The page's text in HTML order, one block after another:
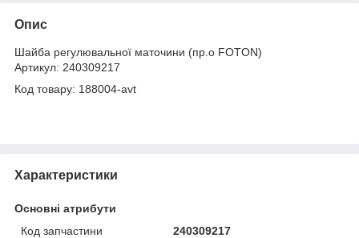
Опис
Шайба регулювальної маточини (пр.о FOTON)
Артикул: 240309217
Код товару: 188004-avt
Характеристики
Основні атрибути
Код запчастини
240309217